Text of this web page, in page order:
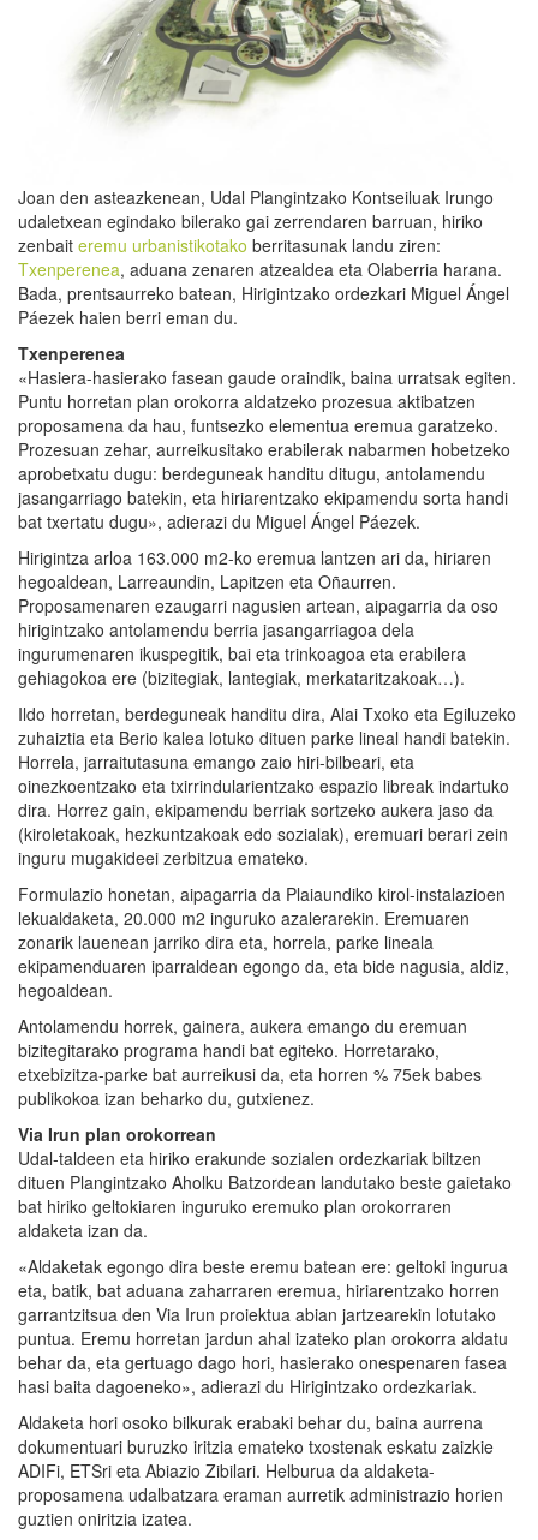
Joan den asteazkenean, Udal Plangintzako Kontseiluak Irungo
udaletxean egindako bilerako gai zerrendaren barruan, hiriko
zenbait eremu urbanistikotako berritasunak landu ziren:
Txenperenea, aduana zenaren atzealdea eta Olaberria harana.
Bada, prentsaurreko batean, Hirigintzako ordezkari Miguel Ángel
Páezek haien berri eman du.
Txenperenea
«Hasiera-hasierako fasean gaude oraindik, baina urratsak egiten.
Puntu horretan plan orokorra aldatzeko prozesua aktibatzen
proposamena da hau, funtsezko elementua eremua garatzeko.
Prozesuan zehar, aurreikusitako erabilerak nabarmen hobetzeko
aprobetxatu dugu: berdeguneak handitu ditugu, antolamendu
jasangarriago batekin, eta hiriarentzako ekipamendu sorta handi
bat txertatu dugu», adierazi du Miguel Ángel Páezek.
Hirigintza arloa 163.000 m2-ko eremua lantzen ari da, hiriaren
hegoaldean, Larreaundin, Lapitzen eta Oñaurren.
Proposamenaren ezaugarri nagusien artean, aipagarria da oso
hirigintzako antolamendu berria jasangarriagoa dela
ingurumenaren ikuspegitik, bai eta trinkoagoa eta erabilera
gehiagokoa ere (bizitegiak, lantegiak, merkataritzakoak…).
Ildo horretan, berdeguneak handitu dira, Alai Txoko eta Egiluzeko
zuhaiztia eta Berio kalea lotuko dituen parke lineal handi batekin.
Horrela, jarraitutasuna emango zaio hiri-bilbeari, eta
oinezkoentzako eta txirrindularientzako espazio libreak indartuko
dira. Horrez gain, ekipamendu berriak sortzeko aukera jaso da
(kiroletakoak, hezkuntzakoak edo sozialak), eremuari berari zein
inguru mugakideei zerbitzua emateko.
Formulazio honetan, aipagarria da Plaiaundiko kirol-instalazioen
lekualdaketa, 20.000 m2 inguruko azalerarekin. Eremuaren
zonarik lauenean jarriko dira eta, horrela, parke lineala
ekipamenduaren iparraldean egongo da, eta bide nagusia, aldiz,
hegoaldean.
Antolamendu horrek, gainera, aukera emango du eremuan
bizitegitarako programa handi bat egiteko. Horretarako,
etxebizitza-parke bat aurreikusi da, eta horren % 75ek babes
publikokoa izan beharko du, gutxienez.
Via Irun plan orokorrean
Udal-taldeen eta hiriko erakunde sozialen ordezkariak biltzen
dituen Plangintzako Aholku Batzordean landutako beste gaietako
bat hiriko geltokiaren inguruko eremuko plan orokorraren
aldaketa izan da.
«Aldaketak egongo dira beste eremu batean ere: geltoki ingurua
eta, batik, bat aduana zaharraren eremua, hiriarentzako horren
garrantzitsua den Via Irun proiektua abian jartzearekin lotutako
puntua. Eremu horretan jardun ahal izateko plan orokorra aldatu
behar da, eta gertuago dago hori, hasierako onespenaren fasea
hasi baita dagoeneko», adierazi du Hirigintzako ordezkariak.
Aldaketa hori osoko bilkurak erabaki behar du, baina aurrena
dokumentuari buruzko iritzia emateko txostenak eskatu zaizkie
ADIFi, ETSri eta Abiazio Zibilari. Helburua da aldaketa-
proposamena udalbatzara eraman aurretik administrazio horien
guztien oniritzia izatea.